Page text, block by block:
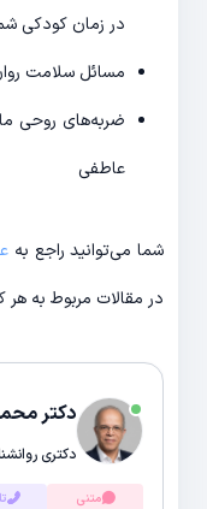
در زمان کودکی
مسائل سلامت
ضربه‌های روحی
عاطفی
شما می‌توانید راجع به
در مقالات مربوط به هر
دکتر
دکتری
متنی